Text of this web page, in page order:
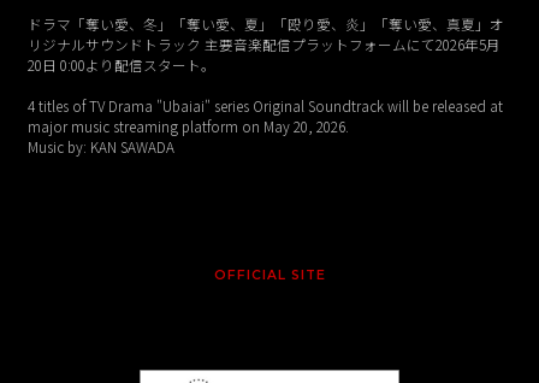
ドラマ「奪い愛、冬」「奪い愛、夏」「殴り愛、炎」「奪い愛、真夏」オ
リジナルサウンドトラック 主要音楽配信プラットフォームにて2026年5月
20日 0:00より配信スタート。
4 titles of TV Drama "Ubaiai" series Original Soundtrack will be released at
major music streaming platform on May 20, 2026.
Music by: KAN SAWADA
OFFICIAL SITE